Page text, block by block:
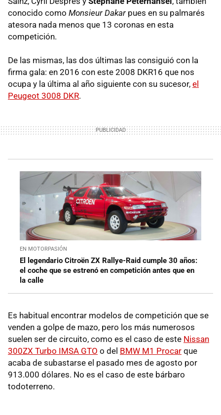
conocido como Monsieur Dakar pues en su palmarés
atesora nada menos que 13 coronas en esta
competición.
De las mismas, las dos últimas las consiguió con la
firma gala: en 2016 con este 2008 DKR16 que nos
ocupa y la última al año siguiente con su sucesor, el
Peugeot 3008 DKR.
EN MOTORPASIÓN
El legendario Citroën ZX Rallye-Raid cumple 30 años:
el coche que se estrenó en competición antes que en
la calle
Es habitual encontrar modelos de competición que se
venden a golpe de mazo, pero los más numerosos
suelen ser de circuito, como es el caso de este Nissan
300ZX Turbo IMSA GTO o del BMW M1 Procar que
acaba de subastarse el pasado mes de agosto por
913.000 dólares. No es el caso de este bárbaro
todoterreno.